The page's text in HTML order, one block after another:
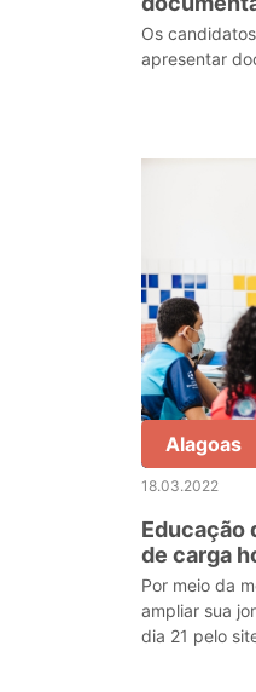
em
Os
apresentar
Alagoas
18.03.2022
Educação
de carga
efetivos
Por meio da
ampliar sua
dia 21 pelo